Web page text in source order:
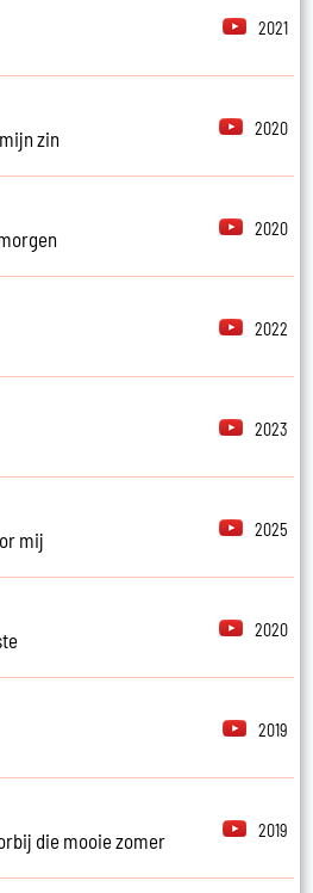
2021
zin
2020
2020
2022
2023
mij
2025
2020
2019
die mooie zomer
2019